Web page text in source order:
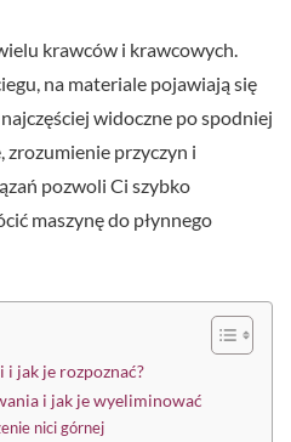
krawców i krawcowych.
na materiale pojawiają się
widoczne po spodniej
zrozumienie przyczyn i
pozwoli Ci szybko
maszynę do płynnego
jak je rozpoznać?
i jak je wyeliminować
nici górnej